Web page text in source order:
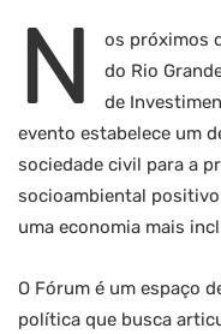
N
os próximos
do Rio
de
evento estabelece um
sociedade civil para a
socioambiental
uma economia mais
O Fórum é um espaço
política que busca